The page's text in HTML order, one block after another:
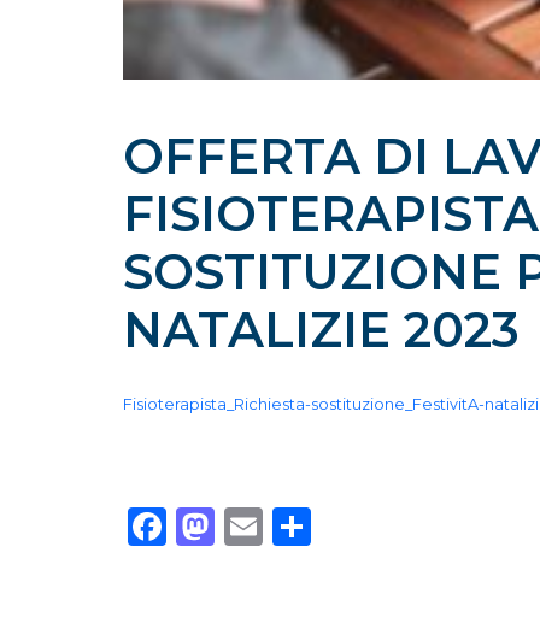
OFFERTA DI
SOSTITUZIONE
NATALIZIE 2023
Fisioterapista_Richiesta-sostituzione_FestivitA-
Facebook
Mastodon
Email